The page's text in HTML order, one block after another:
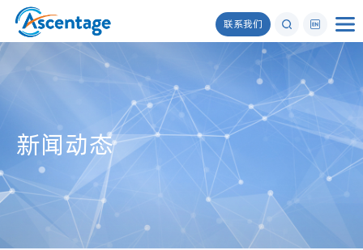
联系我们
新闻动态